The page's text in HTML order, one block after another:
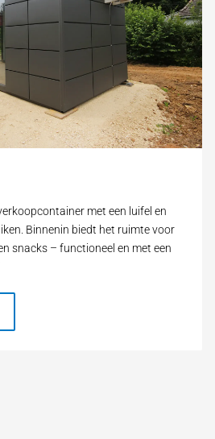
met een luifel en
Binnenin biedt het ruimte voor
snacks – functioneel en met een